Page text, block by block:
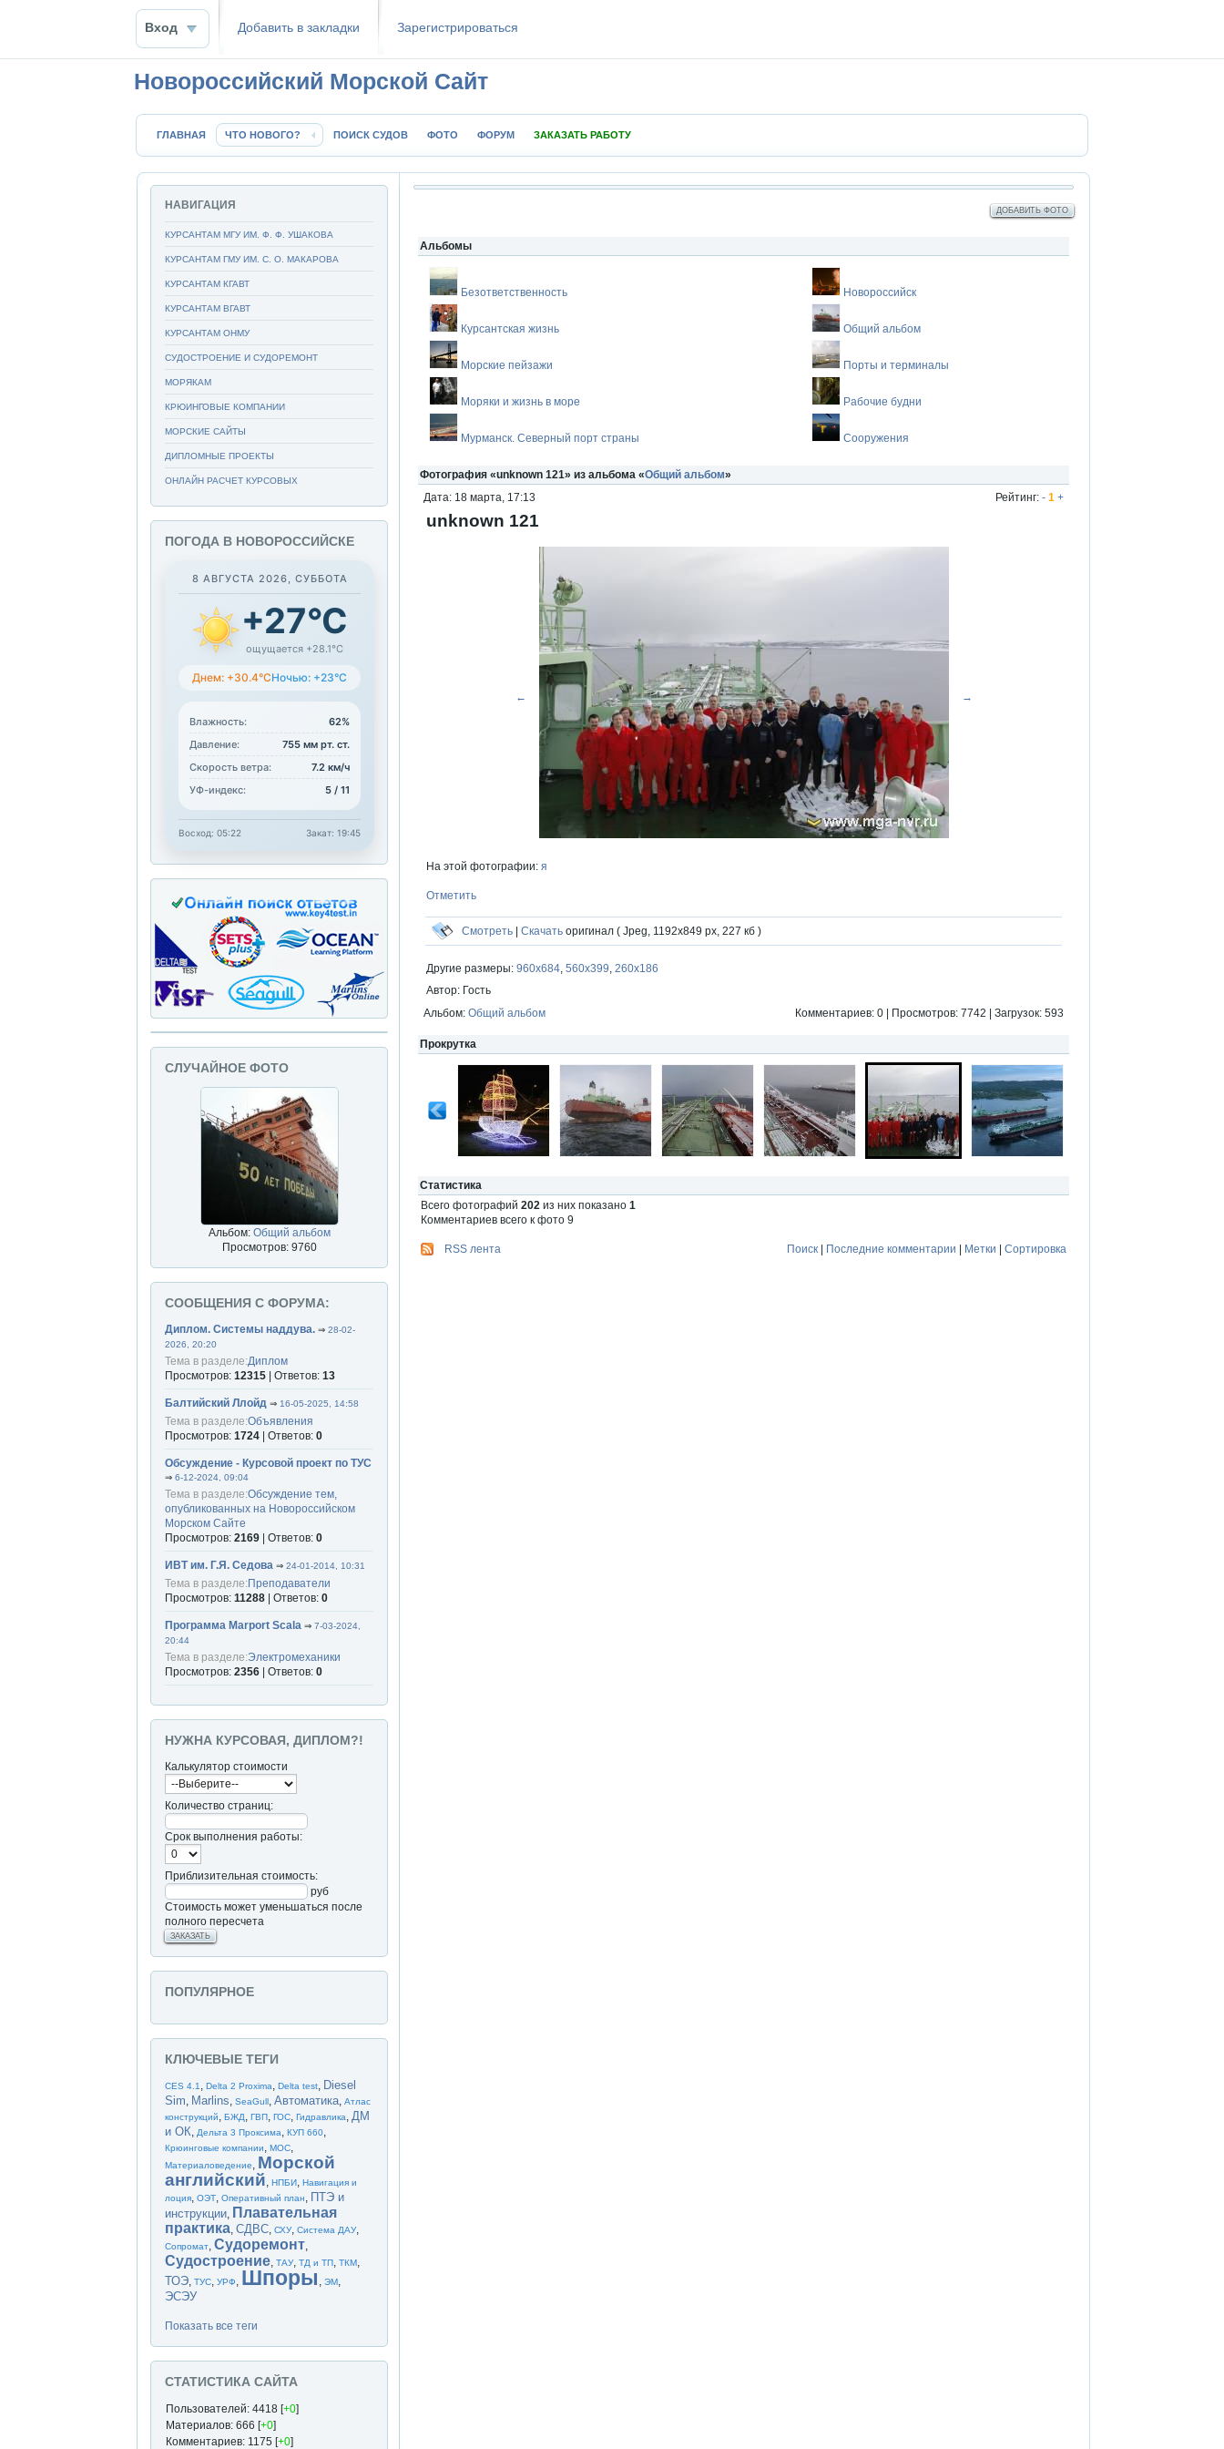
Вход Добавить в закладки Зaрeгиcтpиpoваться
Новороссийский Морской Сайт
ГЛАВНАЯ ЧТО НОВОГО? ПОИСК СУДОВ ФОТО ФОРУМ ЗАКАЗАТЬ РАБОТУ
ДОБАВИТЬ ФОТО
Альбомы
Безответственность
Курсантская жизнь
Морские пейзажи
Моряки и жизнь в море
Мурманск. Северный порт страны
Новороссийск
Общий альбом
Порты и терминалы
Рабочие будни
Сооружения
Фотография «unknown 121» из альбома «Общий альбом»
Дата: 18 марта, 17:13
Рейтинг: - 1 +
unknown 121
← →
На этой фотографии: я
Отметить
Смотреть Скачать оригинал ( Jpeg, 1192x849 px, 227 кб )
Другие размеры: 960x684, 560x399, 260x186
Автор: Гость
Альбом: Общий альбом Комментариев: 0 | Просмотров: 7742 | Загрузок: 593
Прокрутка
Статистика
Всего фотографий 202 из них показано 1
Комментариев всего к фото 9
RSS лента Поиск Последние комментарии Метки Сортировка
НАВИГАЦИЯ
КУРСАНТАМ МГУ ИМ. Ф. Ф. УШАКОВА
КУРСАНТАМ ГМУ ИМ. С. О. МАКАРОВА
КУРСАНТАМ КГАВТ
КУРСАНТАМ ВГАВТ
КУРСАНТАМ ОНМУ
СУДОСТРОЕНИЕ И СУДОРЕМОНТ
МОРЯКАМ
КРЮИНГОВЫЕ КОМПАНИИ
МОРСКИЕ САЙТЫ
ДИПЛОМНЫЕ ПРОЕКТЫ
ОНЛАЙН РАСЧЕТ КУРСОВЫХ
ПОГОДА В НОВОРОССИЙСКЕ
8 АВГУСТА 2026, СУББОТА
+27°C
ощущается +28.1°C
Днем: +30.4°CНочью: +23°C
Влажность:
62%
Давление:
755 мм рт. ст.
Скорость ветра:
7.2 км/ч
УФ-индекс:
5 / 11
Восход: 05:22 Закат: 19:45
СЛУЧАЙНОЕ ФОТО
Альбом: Общий альбом
Просмотров: 9760
СООБЩЕНИЯ С ФОРУМА:
Диплом. Системы наддува. ⇒ 28-02-
2026, 20:20
Тема в разделе:Диплом
Просмотров: 12315 | Ответов: 13
Балтийский Ллойд ⇒ 16-05-2025, 14:58
Тема в разделе:Объявления
Просмотров: 1724 | Ответов: 0
Обсуждение - Курсовой проект по ТУС
⇒ 6-12-2024, 09:04
Тема в разделе:Обсуждение тем,
опубликованных на Новороссийском
Морском Сайте
Просмотров: 2169 | Ответов: 0
ИВТ им. Г.Я. Седова ⇒ 24-01-2014, 10:31
Тема в разделе:Преподаватели
Просмотров: 11288 | Ответов: 0
Программа Marport Scala ⇒ 7-03-2024,
20:44
Тема в разделе:Электромеханики
Просмотров: 2356 | Ответов: 0
НУЖНА КУРСОВАЯ, ДИПЛОМ?!
Калькулятор стоимости
Количество страниц:
Срок выполнения работы:
Приблизительная стоимость:
руб
Стоимость может уменьшаться после
полного пересчета
ЗАКАЗАТЬ
ПОПУЛЯРНОЕ
КЛЮЧЕВЫЕ ТЕГИ
CES 4.1 , Delta 2 Proxima, Delta test, Diesel
Sim, Marlins, SeaGull, Автоматика, Атлас
конструкций, БЖД, ГВП, ГОС, Гидравлика, ДМ
и ОК, Дельта 3 Проксима, КУП 660,
Крюинговые компании, МОС,
Материаловедение, Морской
английский, НПБИ, Навигация и
лоция, ОЭТ, Оперативный план, ПТЭ и
инструкции, Плавательная
практика, СДВС, СХУ, Система ДАУ,
Сопромат, Судоремонт,
Судостроение, ТАУ, ТД и ТП, ТКМ,
ТОЭ, ТУС, УРФ, Шпоры , ЭМ,
ЭСЭУ
Показать все теги
СТАТИСТИКА САЙТА
Пользователей: 4418 [+0]
Материалов: 666 [+0]
Комментариев: 1175 [+0]